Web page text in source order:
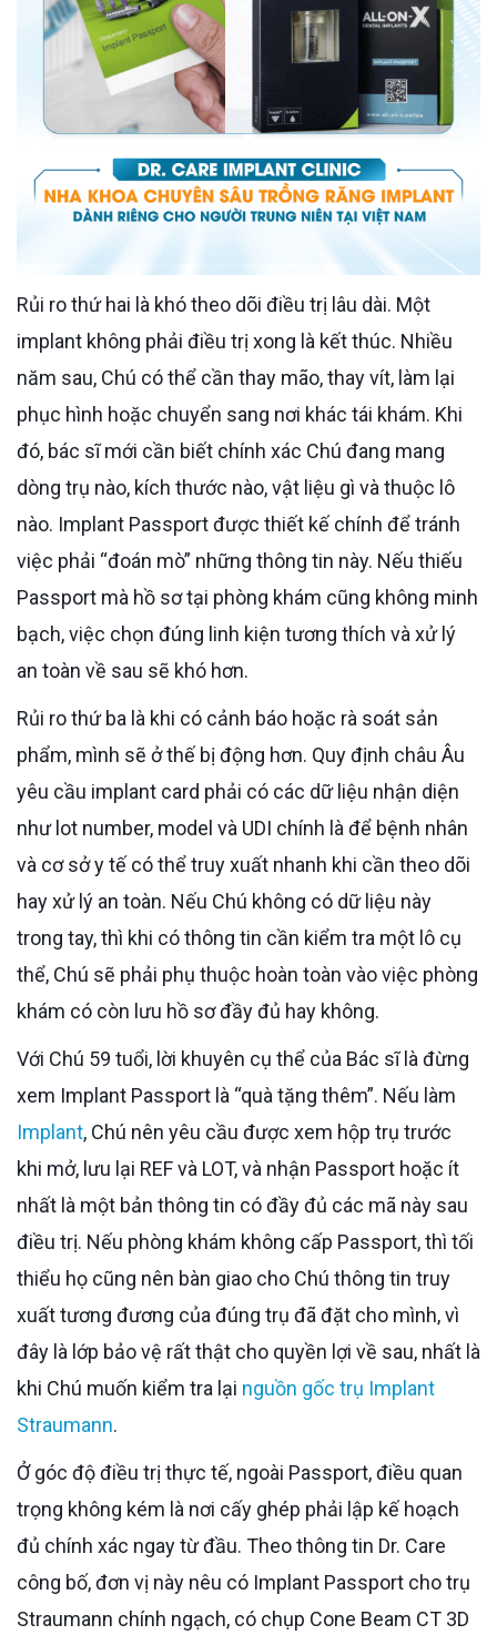
Rủi ro thứ hai là khó theo dõi điều trị lâu dài. Một
implant không phải điều trị xong là kết thúc. Nhiều
năm sau, Chú có thể cần thay mão, thay vít, làm lại
phục hình hoặc chuyển sang nơi khác tái khám. Khi
đó, bác sĩ mới cần biết chính xác Chú đang mang
dòng trụ nào, kích thước nào, vật liệu gì và thuộc lô
nào. Implant Passport được thiết kế chính để tránh
việc phải “đoán mò” những thông tin này. Nếu thiếu
Passport mà hồ sơ tại phòng khám cũng không minh
bạch, việc chọn đúng linh kiện tương thích và xử lý
an toàn về sau sẽ khó hơn.
Rủi ro thứ ba là khi có cảnh báo hoặc rà soát sản
phẩm, mình sẽ ở thế bị động hơn. Quy định châu Âu
yêu cầu implant card phải có các dữ liệu nhận diện
như lot number, model và UDI chính là để bệnh nhân
và cơ sở y tế có thể truy xuất nhanh khi cần theo dõi
hay xử lý an toàn. Nếu Chú không có dữ liệu này
trong tay, thì khi có thông tin cần kiểm tra một lô cụ
thể, Chú sẽ phải phụ thuộc hoàn toàn vào việc phòng
khám có còn lưu hồ sơ đầy đủ hay không.
Với Chú 59 tuổi, lời khuyên cụ thể của Bác sĩ là đừng
xem Implant Passport là “quà tặng thêm”. Nếu làm
Implant, Chú nên yêu cầu được xem hộp trụ trước
khi mở, lưu lại REF và LOT, và nhận Passport hoặc ít
nhất là một bản thông tin có đầy đủ các mã này sau
điều trị. Nếu phòng khám không cấp Passport, thì tối
thiểu họ cũng nên bàn giao cho Chú thông tin truy
xuất tương đương của đúng trụ đã đặt cho mình, vì
đây là lớp bảo vệ rất thật cho quyền lợi về sau, nhất là
khi Chú muốn kiểm tra lại nguồn gốc trụ Implant
Straumann.
Ở góc độ điều trị thực tế, ngoài Passport, điều quan
trọng không kém là nơi cấy ghép phải lập kế hoạch
đủ chính xác ngay từ đầu. Theo thông tin Dr. Care
công bố, đơn vị này nêu có Implant Passport cho trụ
Straumann chính ngạch, có chụp Cone Beam CT 3D